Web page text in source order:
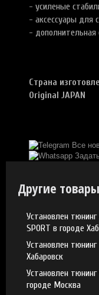
- усиленые
- аксессуары для
- дополнительная
Страна
Original JAPAN
Все
Другие товары
Установлен тюнинг
SPORT в городе
Установлен тюнинг
Хабаровск
Установлен тюнинг
городе Москва